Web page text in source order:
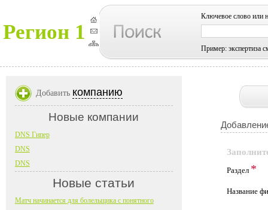
Регион 1
Ключевое слово или
Пример: экспертиза
Раздел *
Название
Добавить компанию
Новые компании
DNS Гипер
DNS
DNS
Новые статьи
Матч начинается для болельщика с понятного